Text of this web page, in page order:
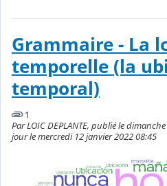
Grammaire - La
temporelle (la
temporal)
1
Par LOIC DEPLANTE, publié le
jour le mercredi 12 janvier 2022 08:45